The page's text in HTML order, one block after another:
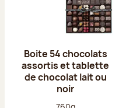
Boite 54 chocolats
assortis et tablette
de chocolat lait ou
noir